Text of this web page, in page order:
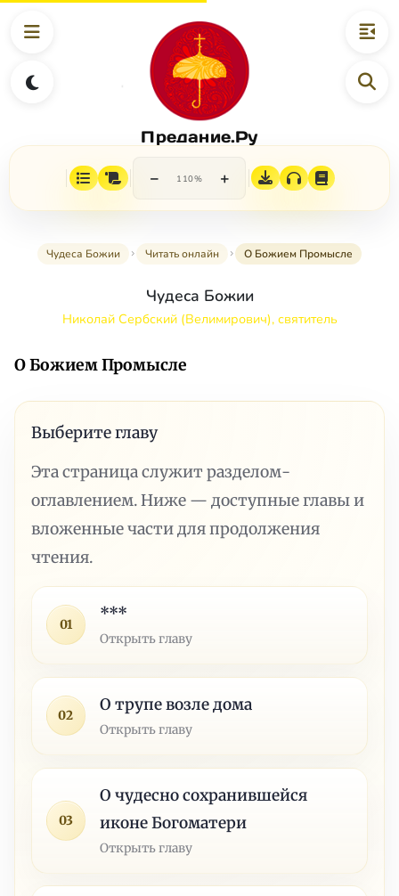
Предание.Ру
− 110% +
Чудеса Божии Читать онлайн О Божием Промысле
Чудеса Божии
Николай Сербский (Велимирович), святитель
О Божием Промысле
Выберите главу
Эта страница служит разделом-
оглавлением. Ниже — доступные главы и
вложенные части для продолжения
чтения.
01
***
Открыть главу
02
О трупе возле дома
Открыть главу
03
О чудесно сохранившейся
иконе Богоматери
Открыть главу